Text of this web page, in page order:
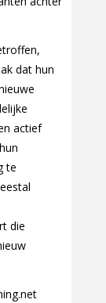
dat hun
actief
te
die